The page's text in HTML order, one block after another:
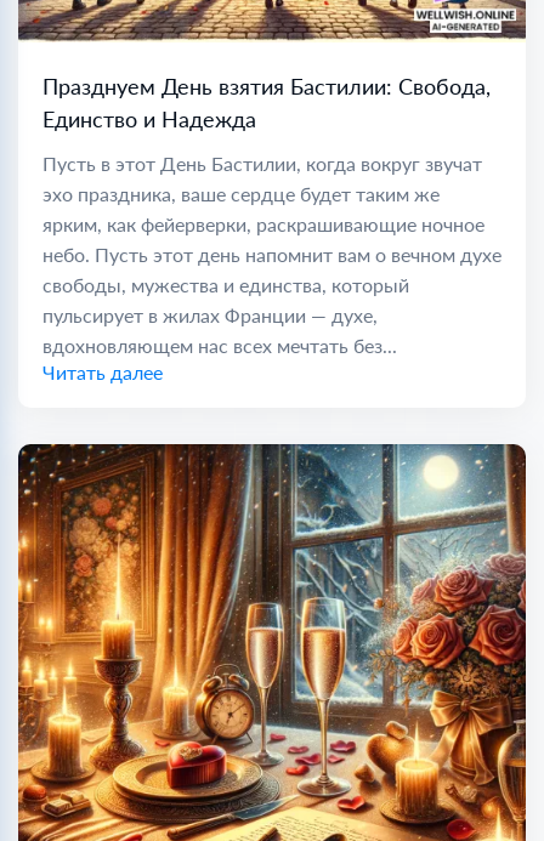
Празднуем День взятия Бастилии: Свобода,
Единство и Надежда
Пусть в этот День Бастилии, когда вокруг звучат
эхо праздника, ваше сердце будет таким же
ярким, как фейерверки, раскрашивающие ночное
небо. Пусть этот день напомнит вам о вечном духе
свободы, мужества и единства, который
пульсирует в жилах Франции — духе,
вдохновляющем нас всех мечтать без...
Читать далее